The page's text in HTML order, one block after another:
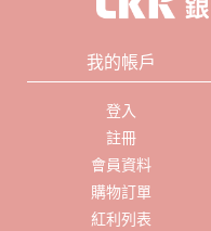
我的帳戶
登入
註冊
會員資料
購物訂單
紅利列表